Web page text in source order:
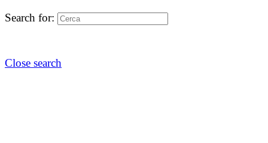
Search for:
Close search